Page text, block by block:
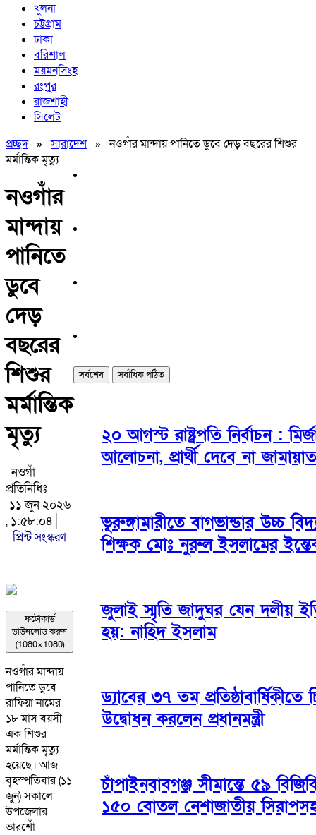
খুলনা
চট্টগ্রাম
ঢাকা
বরিশাল
ময়মনসিংহ
রংপুর
রাজশাহী
সিলেট
প্রচ্ছদ»সারাদেশ»নওগাঁর মান্দায় পানিতে ডুবে দেড় বছরের শিশুর
মর্মান্তিক মৃত্যু
নওগাঁর
মান্দায়
পানিতে
ডুবে
দেড়
বছরের
শিশুর
মর্মান্তিক
মৃত্যু
নওগাঁ
প্রতিনিধিঃ
১১ জুন ২০২৬
, ১:৫৮:০৪
প্রিন্ট সংস্করণ
ফটোকার্ড
ডাউনলোড করুন
(1080×1080)
নওগাঁর মান্দায়
পানিতে ডুবে
রাফিয়া নামের
১৮ মাস বয়সী
এক শিশুর
মর্মান্তিক মৃত্যু
হয়েছে। আজ
বৃহস্পতিবার (১১
জুন) সকালে
উপজেলার
ভারশোঁ
সর্বশেষ সর্বাধিক পঠিত
২০ আগস্ট রাষ্ট্রপতি নির্বাচন :
আলোচনা, প্রার্থী দেবে না জামায়াত
ভূরুঙ্গামারীতে বাগভান্ডার উচ্চ
শিক্ষক মোঃ নুরুল ইসলামের
জুলাই স্মৃতি জাদুঘর যেন দলীয়
হয়: নাহিদ ইসলাম
ড্যাবের ৩৭ তম
উদ্বোধন করলেন প্রধানমন্ত্রী
চাঁপাইনবাবগঞ্জ সীমান্তে ৫৯
১৫০ বোতল নেশাজাতীয়